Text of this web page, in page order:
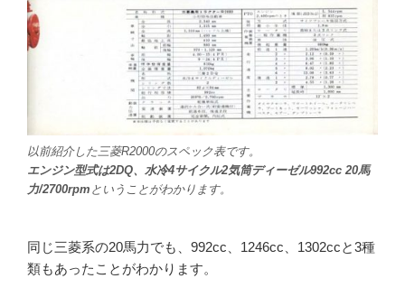
以前紹介した三菱R2000のスペック表です。
エンジン型式は2DQ、水冷4サイクル2気筒ディーゼル992cc 20馬
力/2700rpm ということがわかります。
同じ三菱系の20馬力でも、992cc、1246cc、1302ccと3種
類もあったことがわかります。